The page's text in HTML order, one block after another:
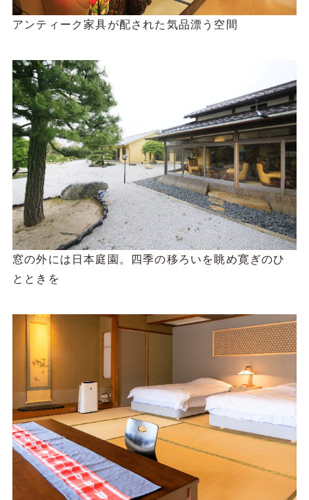
アンティーク家具が配された気品漂う空間
窓の外には日本庭園。四季の移ろいを眺め寛ぎのひ
とときを